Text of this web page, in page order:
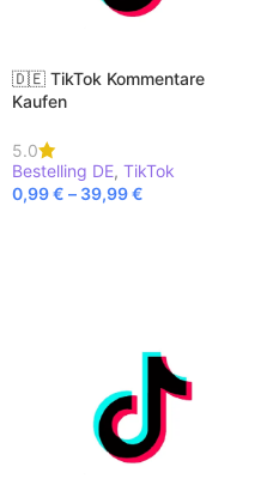
🇩🇪 TikTok Kommentare
Kaufen
5.0
Bestelling DE, TikTok
0,99€ – 39,99€